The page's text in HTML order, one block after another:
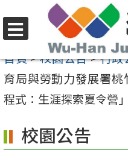
至
要
內
區
選
單
首頁>校園公告>行政
育局與勞動力發展署
程式：生涯探索夏令營
校園公告